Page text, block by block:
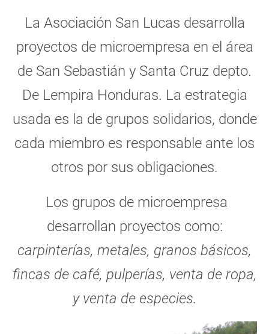
La Asociación San Lucas desarrolla
proyectos de microempresa en el área
de San Sebastián y Santa Cruz depto.
De Lempira Honduras. La estrategia
usada es la de grupos solidarios, donde
cada miembro es responsable ante los
otros por sus obligaciones.
Los grupos de microempresa
desarrollan proyectos como:
carpinterías, metales, granos básicos,
fincas de café, pulperías, venta de ropa,
y venta de especies.